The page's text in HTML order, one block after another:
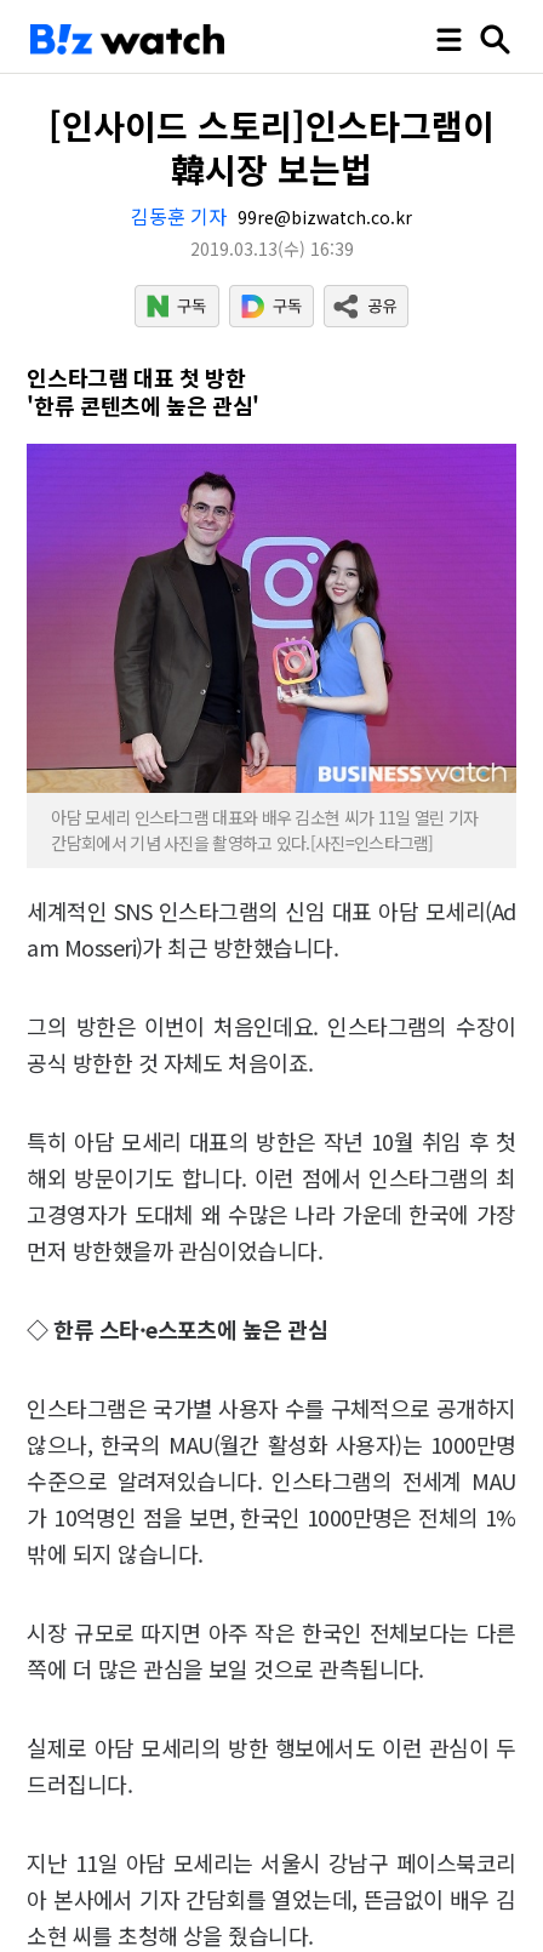
[인사이드 스토리]인스타그램이
韓시장 보는법
김동훈 기자 99re@bizwatch.co.kr
2019.03.13(수) 16:39
인스타그램 대표 첫 방한
'한류 콘텐츠에 높은 관심'
아담 모세리 인스타그램 대표와 배우 김소현 씨가 11일 열린 기자
간담회에서 기념 사진을 촬영하고 있다.[사진=인스타그램]
세계적인 SNS 인스타그램의 신임 대표 아담 모세리(Ad
am Mosseri)가 최근 방한했습니다.
그의 방한은 이번이 처음인데요. 인스타그램의 수장이
공식 방한한 것 자체도 처음이죠.
특히 아담 모세리 대표의 방한은 작년 10월 취임 후 첫
해외 방문이기도 합니다. 이런 점에서 인스타그램의 최
고경영자가 도대체 왜 수많은 나라 가운데 한국에 가장
먼저 방한했을까 관심이었습니다.
◇ 한류 스타·e스포츠에 높은 관심
인스타그램은 국가별 사용자 수를 구체적으로 공개하지
않으나, 한국의 MAU(월간 활성화 사용자)는 1000만명
수준으로 알려져있습니다. 인스타그램의 전세계 MAU
가 10억명인 점을 보면, 한국인 1000만명은 전체의 1%
밖에 되지 않습니다.
시장 규모로 따지면 아주 작은 한국인 전체보다는 다른
쪽에 더 많은 관심을 보일 것으로 관측됩니다.
실제로 아담 모세리의 방한 행보에서도 이런 관심이 두
드러집니다.
지난 11일 아담 모세리는 서울시 강남구 페이스북코리
아 본사에서 기자 간담회를 열었는데, 뜬금없이 배우 김
소현 씨를 초청해 상을 줬습니다.